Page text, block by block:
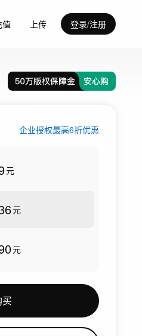
值 上传 登录/注册
企业授权最高6折优惠
元
元
元